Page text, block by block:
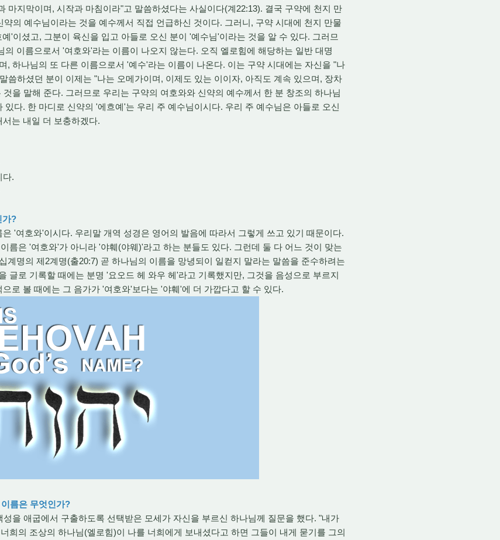
마지막이며, 시작과 마침이라"고 말씀하셨다는 사실이다(계22:13). 결국 구약에 천지 만
의 예수님이라는 것을 예수께서 직접 언급하신 것이다. 그러니, 구약 시대에 천지 만물
'이셨고, 그분이 육신을 입고 아들로 오신 분이 '예수님'이라는 것을 알 수 있다. 그러므
의 이름으로서 '여호와'라는 이름이 나오지 않는다. 오직 엘로힘에 해당하는 일반 대명
, 하나님의 또 다른 이름으로서 '예수'라는 이름이 나온다. 이는 구약 시대에는 자신을 "나
씀하셨던 분이 이제는 "나는 오메가이며, 이제도 있는 이이자, 아직도 계속 있으며, 장차
을 말해 준다. 그러므로 우리는 구약의 여호와와 신약의 예수께서 한 분 창조의 하나님
있다. 한 마디로 신약의 '에흐예'는 우리 주 예수님이시다. 우리 주 예수님은 아들로 오신
는 내일 더 보충하겠다.
다.
가?
'여호와'이시다. 우리말 개역 성경은 영어의 발음에 따라서 그렇게 쓰고 있기 때문이다.
름은 '여호와'가 아니라 '야훼(야웨)'라고 하는 분들도 있다. 그런데 둘 다 어느 것이 맞는
계명의 제2계명(출20:7) 곧 하나님의 이름을 망녕되이 일컫지 말라는 말씀을 준수하려는
글로 기록할 때에는 분명 '요오드 헤 와우 헤'라고 기록했지만, 그것을 음성으로 부르지
로 볼 때에는 그 음가가 '여호와'보다는 '야훼'에 더 가깝다고 할 수 있다.
름은 무엇인가?
을 애굽에서 구출하도록 선택받은 모세가 자신을 부르신 하나님께 질문을 했다. "내가
희의 조상의 하나님(엘로힘)이 나를 너희에게 보내셨다고 하면 그들이 내게 묻기를 그의